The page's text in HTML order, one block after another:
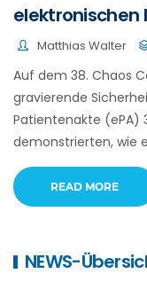
Matthias Walter
Auf dem 38. Chaos
gravierende
Patientenakte (ePA)
demonstrierten, wie
READ MORE
NEWS-